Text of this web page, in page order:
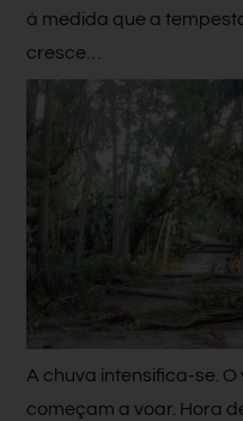
à medida que a
cresce…
A chuva intensifica-se.
começam a voar. Hora